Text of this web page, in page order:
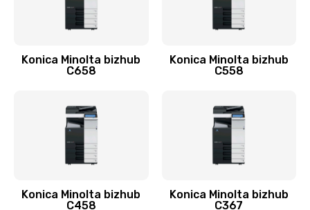
Konica Minolta bizhub
C658
Konica Minolta bizhub
C558
Konica Minolta bizhub
C458
Konica Minolta bizhub
C367